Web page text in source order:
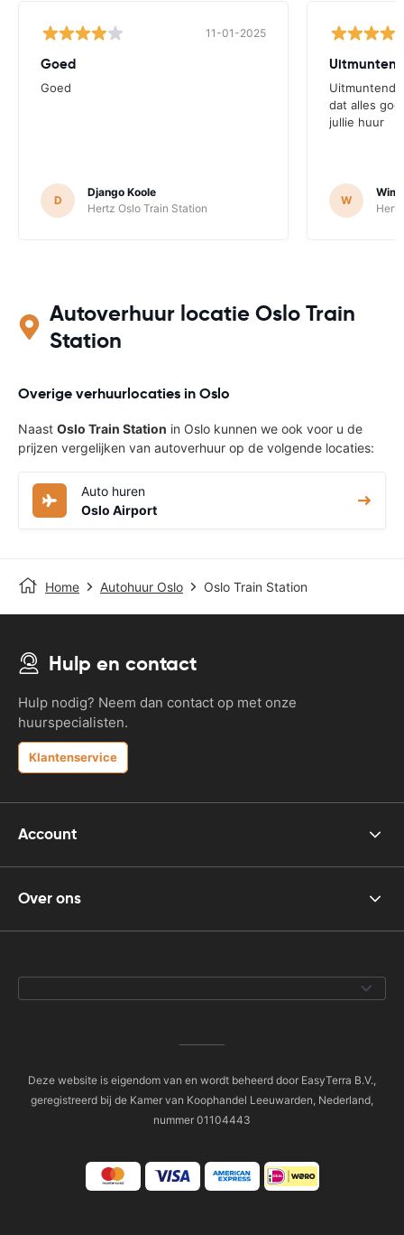
11-01-2025
Goed
Goed
D
Django Koole
Hertz Oslo Train Station
Uitmuntend,
dat alles
jullie huur
W
Wim
Autoverhuur locatie Oslo Train
Station
Overige verhuurlocaties in Oslo
Naast Oslo Train Station in Oslo kunnen we ook voor u de
prijzen vergelijken van autoverhuur op de volgende locaties:
Auto huren
Oslo Airport
Home Autohuur Oslo Oslo Train Station
Hulp en contact
Hulp nodig? Neem dan contact op met onze
huurspecialisten.
Klantenservice
Account
Over ons
Deze website is eigendom van en wordt beheerd door EasyTerra B.V.,
geregistreerd bij de Kamer van Koophandel Leeuwarden, Nederland,
nummer 01104443